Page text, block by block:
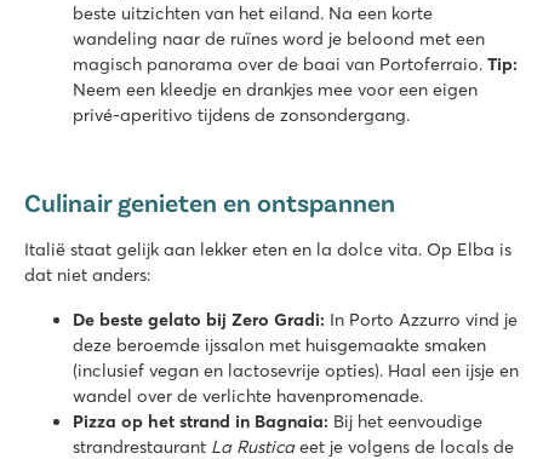
beste uitzichten van het eiland. Na een korte
wandeling naar de ruïnes word je beloond met een
magisch panorama over de baai van Portoferraio. Tip:
Neem een kleedje en drankjes mee voor een eigen
privé-aperitivo tijdens de zonsondergang.
Culinair genieten en ontspannen
Italië staat gelijk aan lekker eten en la dolce vita. Op Elba is
dat niet anders:
De beste gelato bij Zero Gradi: In Porto Azzurro vind je
deze beroemde ijssalon met huisgemaakte smaken
(inclusief vegan en lactosevrije opties). Haal een ijsje en
wandel over de verlichte havenpromenade.
Pizza op het strand in Bagnaia: Bij het eenvoudige
strandrestaurant La Rusticaeet je volgens de locals de